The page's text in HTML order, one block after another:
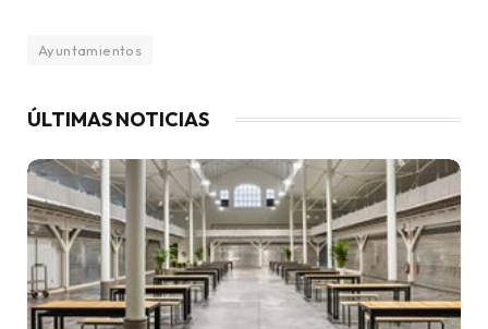
Ayuntamientos
ÚLTIMAS NOTICIAS